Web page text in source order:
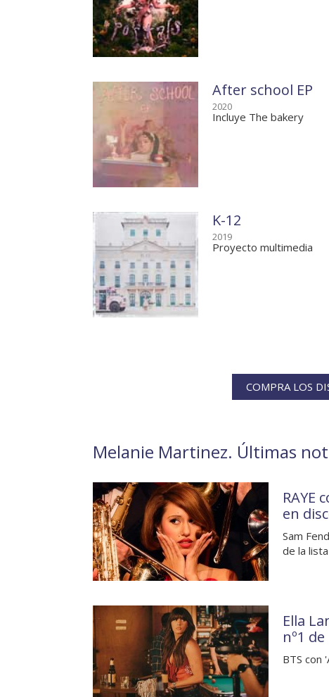
After school EP
2020
Incluye The bakery
K-12
2019
Proyecto multimedia
COMPRA LOS
Melanie Martinez. Últimas
RAYE
en
Sam
de la
Ella
nº1
BTS con